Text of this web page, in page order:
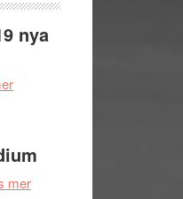
nya
om
presenterar
19
merom